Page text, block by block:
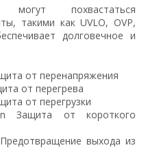
могут похвастаться
такими как UVLO, OVP,
долговечное и
от перенапряжения
от перегрева
от перегрузки
Защита от короткого
выхода из